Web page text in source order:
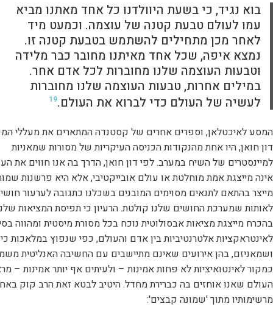
בוא נגיד, כי בשעת היוולדנו כל אחד מאתנו מביא
עמו לעולם טבעת קטנה של עוצמה. וכמעט מיד
לאחר מכן מתחילים להשתמש בטבעת קטנה זו.
נמצא איפה, שכל אחד מאיתנו מחובר כבר מלידה
וטבעות העוצמה שלנו מחוברות לכל אדם אחר.
במילים אחרות, טבעות העוצמה שלנו מחוברות
לעשיה של העולם כדי לברוא את העולם.19
המסע לאיכטלאן, וספרים אחרים של קסטנדה המתארים את מעללי
דון חואן, היו אחת מהנקודות הכניסה העיקריות של מסורות שמאניות
למיינסטרים של השיח במערב. לפי דון חואן, הדרך בה אנו חווים את
אינה מייצגת אמת מוחלטת או עולם אובייקטיבי, אלא היא פרשנות
מייצר בהתאם לתנאים מסוימים המובנים בשכלנו כתגובה לערעור
לאותות שמערכת החושים שלנו קולטת. הרעיון כי תפיסת המציאות
בהכרח מייצגת מציאות אבסולוטית נוכח בכל מסורת מיסטית ומהווה
לאינטראקציות אלטרנטיביות בין אדם והעולם, כפי שנפוץ במלאכות
ושמאניזם, בהן אירועים שאינם מתיישבים עם החשיבה האנליטית
כמקור לאינטואיציות לא פחות אמינות – ולעיתים אף יותר אמינות –
העולם שאנו אוחזים בה כברירת מחדל. היטיב לבטא זאת הרב קוק
מרשימותיו מתוך 'שמונה קבצים':